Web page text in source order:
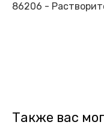
86206 -
Также вас